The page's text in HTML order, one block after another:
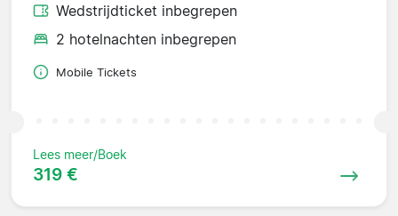
Wedstrijdticket inbegrepen
2 hotelnachten inbegrepen
Mobile Tickets
Lees meer/Boek
319 €